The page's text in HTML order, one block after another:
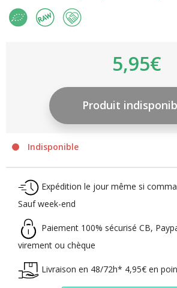
5,95€
Indisponible
Expédition le jour même si
Sauf week-end
Paiement 100% sécurisé CB,
virement ou chèque
Livraison en 48/72h* 4,95€ en